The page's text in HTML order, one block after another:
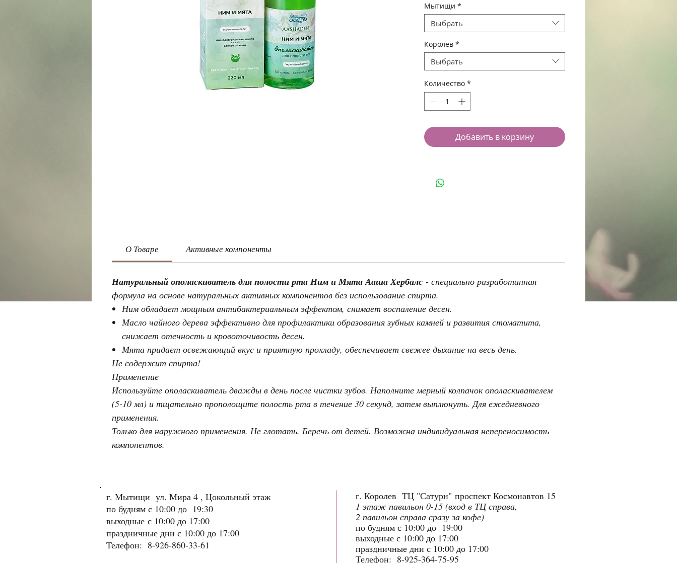
Мытищи *
Выбрать
Королев *
Выбрать
Количество *
Добавить в корзину
О Товаре Активные компоненты
Натуральный ополаскиватель для полости рта Ним и Мята Ааша Хербалс - специально разработанная
формула на основе натуральных активных компонентов без использование спирта.
Ним обладает мощным антибактериальным эффектом, снимает воспаление десен.
Масло чайного дерева эффективно для профилактики образования зубных камней и развития стоматита,
снижает отечность и кровоточивость десен.
Мята придает освежающий вкус и приятную прохладу, обеспечивает свежее дыхание на весь день.
Не содержит спирта!
Применение
Используйте ополаскиватель дважды в день после чистки зубов. Наполните мерный колпачок ополаскивателем
(5-10 мл) и тщательно прополощите полость рта в течение 30 секунд, затем выплюнуть. Для ежедневного
применения.
Только для наружного применения. Не глотать. Беречь от детей. Возможна индивидуальная непереносимость
компонентов.
г. Мытищи ул. Мира 4 , Цокольный этаж
по будням с 10:00 до 19:30
выходные с 10:00 до 17:00
праздничные дни с 10:00 до 17:00
Телефон: 8-926-860-33-61
г. Королев ТЦ "Сатурн" проспект Космонавтов 15
1 этаж павильон 0-15 (вход в ТЦ справа,
2 павильон справа сразу за кофе)
по будням с 10:00 до 19:00
выходные с 10:00 до 17:00
праздничные дни с 10:00 до 17:00
Телефон: 8-925-364-75-95